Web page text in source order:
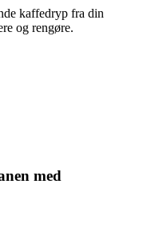
kaffedryp fra din
og rengøre.
med